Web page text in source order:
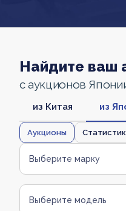
Найдите ваш
с аукционов
из Китая из
Аукционы
Выберите марку
Выберите модель